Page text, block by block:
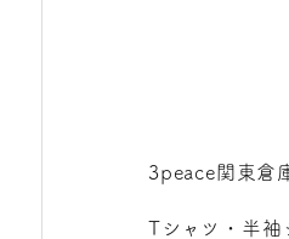
3peace関東倉
Tシャツ・半袖